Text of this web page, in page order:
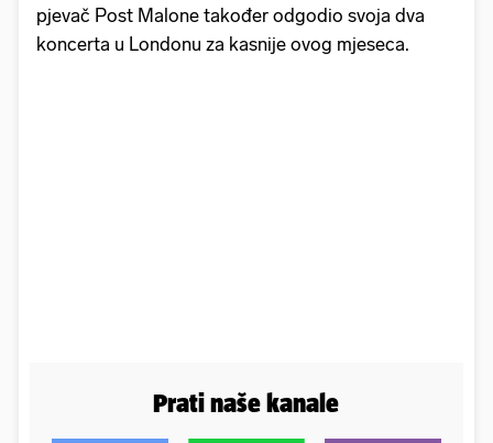
pjevač Post Malone također odgodio svoja dva
koncerta u Londonu za kasnije ovog mjeseca.
Prati naše kanale